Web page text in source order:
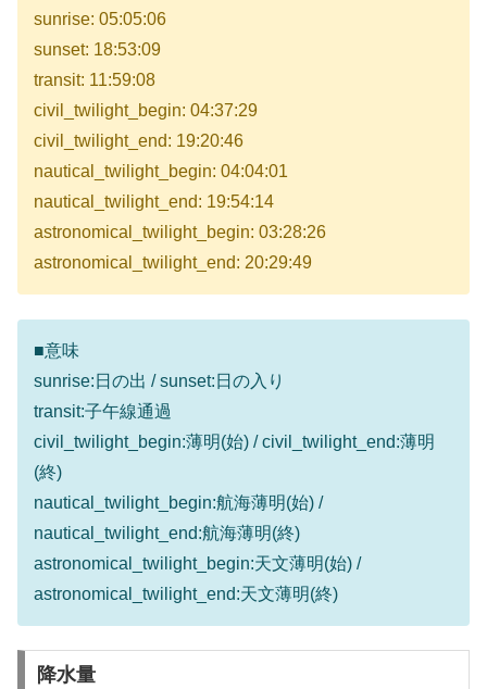
sunrise: 05:05:06
sunset: 18:53:09
transit: 11:59:08
civil_twilight_begin: 04:37:29
civil_twilight_end: 19:20:46
nautical_twilight_begin: 04:04:01
nautical_twilight_end: 19:54:14
astronomical_twilight_begin: 03:28:26
astronomical_twilight_end: 20:29:49
■意味
sunrise:日の出 / sunset:日の入り
transit:子午線通過
civil_twilight_begin:薄明(始) / civil_twilight_end:薄明
(終)
nautical_twilight_begin:航海薄明(始) /
nautical_twilight_end:航海薄明(終)
astronomical_twilight_begin:天文薄明(始) /
astronomical_twilight_end:天文薄明(終)
降水量